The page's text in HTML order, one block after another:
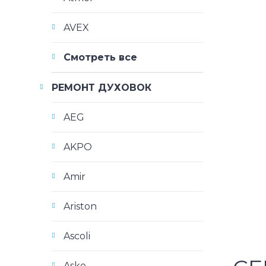
AVEX
Смотреть все
РЕМОНТ ДУХОВОК
AEG
AKPO
Amir
Ariston
Ascoli